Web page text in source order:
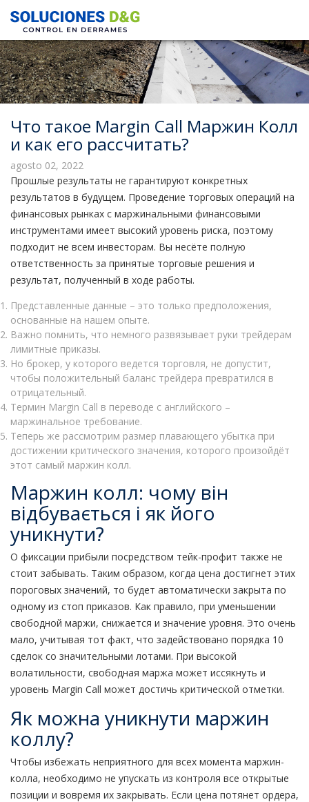
Что такое Margin Call Маржин Колл
и как его рассчитать?
agosto 02, 2022
Прошлые результаты не гарантируют конкретных
результатов в будущем. Проведение торговых операций на
финансовых рынках с маржинальными финансовыми
инструментами имеет высокий уровень риска, поэтому
подходит не всем инвесторам. Вы несёте полную
ответственность за принятые торговые решения и
результат, полученный в ходе работы.
Представленные данные – это только предположения,
основанные на нашем опыте.
Важно помнить, что немного развязывает руки трейдерам
лимитные приказы.
Но брокер, у которого ведется торговля, не допустит,
чтобы положительный баланс трейдера превратился в
отрицательный.
Термин Margin Call в переводе с английского –
маржинальное требование.
Теперь же рассмотрим размер плавающего убытка при
достижении критического значения, которого произойдёт
этот самый маржин колл.
Маржин колл: чому він
відбувається і як його
уникнути?
О фиксации прибыли посредством тейк-профит также не
стоит забывать. Таким образом, когда цена достигнет этих
пороговых значений, то будет автоматически закрыта по
одному из стоп приказов. Как правило, при уменьшении
свободной маржи, снижается и значение уровня. Это очень
мало, учитывая тот факт, что задействовано порядка 10
сделок со значительными лотами. При высокой
волатильности, свободная маржа может иссякнуть и
уровень Margin Call может достичь критической отметки.
Як можна уникнути маржин
коллу?
Чтобы избежать неприятного для всех момента маржин-
колла, необходимо не упускать из контроля все открытые
позиции и вовремя их закрывать. Если цена потянет ордера,